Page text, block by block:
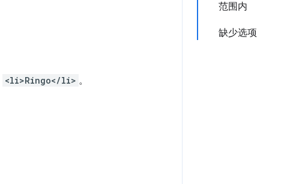
范围内
缺少选项
<li>Ringo</li> 。